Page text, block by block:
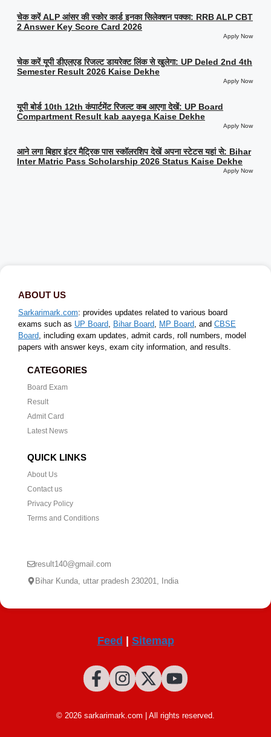
चेक करें ALP आंसर की स्कोर कार्ड इनका सिलेक्शन पक्का: RRB ALP CBT
2 Answer Key Score Card 2026
Apply Now
चेक करें यूपी डीएलएड रिजल्ट डायरेक्ट लिंक से खुलेगा: UP Deled 2nd 4th
Semester Result 2026 Kaise Dekhe
Apply Now
यूपी बोर्ड 10th 12th कंपार्टमेंट रिजल्ट कब आएगा देखें: UP Board
Compartment Result kab aayega Kaise Dekhe
Apply Now
आने लगा बिहार इंटर मैट्रिक पास स्कॉलरशिप देखें अपना स्टेटस यहां से: Bihar
Inter Matric Pass Scholarship 2026 Status Kaise Dekhe
Apply Now
ABOUT US
Sarkarimark.com: provides updates related to various board
exams such as UP Board, Bihar Board, MP Board, and CBSE
Board, including exam updates, admit cards, roll numbers, model
papers with answer keys, exam city information, and results.
CATEGORIES
Board Exam
Result
Admit Card
Latest News
QUICK LINKS
About Us
Contact us
Privacy Policy
Terms and Conditions
result140@gmail.com
Bihar Kunda, uttar pradesh 230201, India
Feed Sitemap
© 2026 sarkarimark.com | All rights reserved.